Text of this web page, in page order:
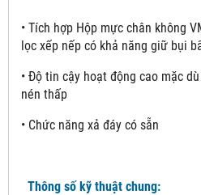
• Tích hợp Hộp mực chân không
lọc xếp nếp có khả năng giữ bụi
• Độ tin cậy hoạt động cao mặc
nén thấp
• Chức năng xả đáy có sẵn
Thông số kỹ thuật chung: